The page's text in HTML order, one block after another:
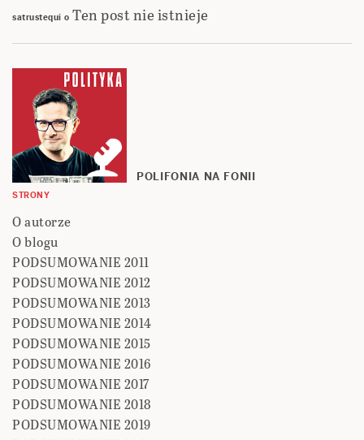
satrustequi o Ten post nie istnieje
POLIFONIA NA FONII
STRONY
O autorze
O blogu
PODSUMOWANIE 2011
PODSUMOWANIE 2012
PODSUMOWANIE 2013
PODSUMOWANIE 2014
PODSUMOWANIE 2015
PODSUMOWANIE 2016
PODSUMOWANIE 2017
PODSUMOWANIE 2018
PODSUMOWANIE 2019